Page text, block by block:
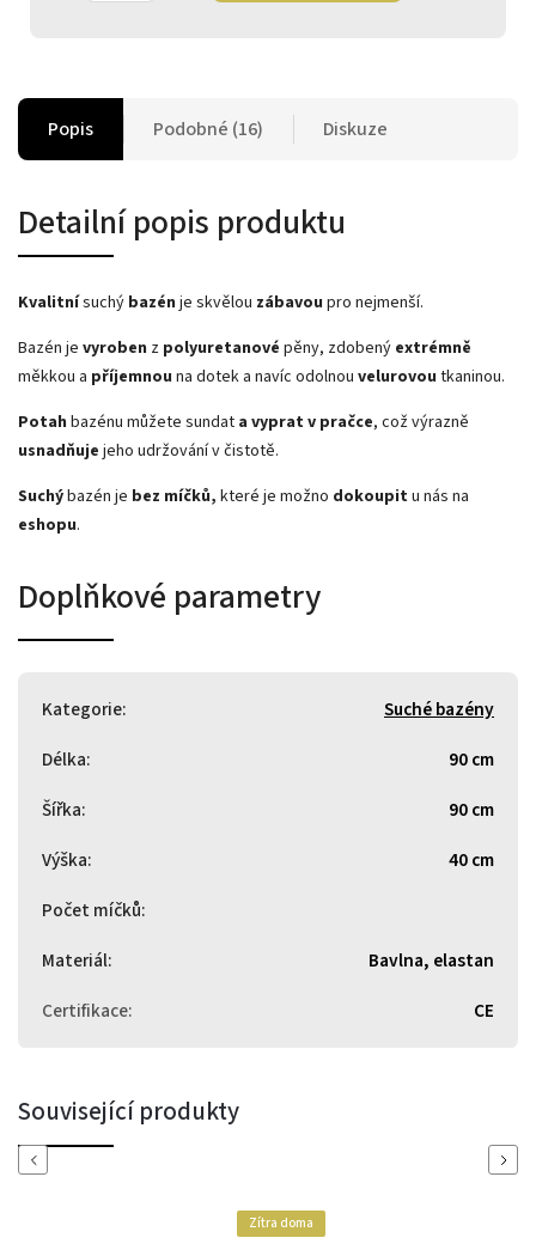
Popis Podobné (16) Diskuze
Detailní popis produktu
Kvalitnísuchý bazén je skvělou zábavou pro nejmenší.
Bazén je vyroben z polyuretanové pěny, zdobený extrémně
měkkou a příjemnou na dotek a navíc odolnou velurovou tkaninou.
Potah bazénu můžete sundat a vyprat v pračce, což výrazně
usnadňuje jeho udržování v čistotě.
Suchýbazén je bez míčků, které je možno dokoupitu nás na
eshopu.
Doplňkové parametry
Kategorie:
Suché bazény
Délka:
90 cm
Šířka:
90 cm
Výška:
40 cm
Počet míčků:
Materiál:
Bavlna, elastan
Certifikace: CE
Související produkty
Previous
Zítra doma
Next